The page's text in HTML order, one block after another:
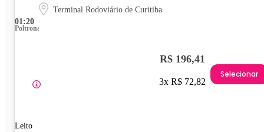
01:20
Terminal Rodoviário de Curitiba
Poltrona
Leito
R$ 196,41
3x R$ 72,82
Selecionar